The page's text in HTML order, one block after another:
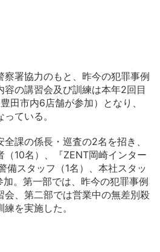
察署協力のもと、昨今の犯罪事例
容の講習会及び訓練は本年2回目
田市内6店舗が参加）となり、
ている。
課の係長・巡査の2名を招き、
（10名）、『ZENT岡崎インター
備スタッフ（1名）、本社スタッ
。第一部では、昨今の犯罪事例
会、第二部では営業中の無差別殺
を実施した。